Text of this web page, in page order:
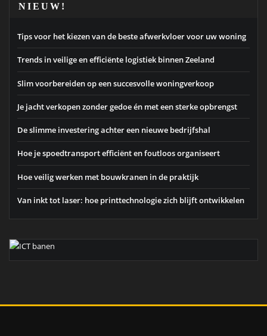
NIEUW!
Tips voor het kiezen van de beste afwerkvloer voor uw woning
Trends in veilige en efficiënte logistiek binnen Zeeland
Slim voorbereiden op een succesvolle woningverkoop
Je jacht verkopen zonder gedoe én met een sterke opbrengst
De slimme investering achter een nieuwe bedrijfshal
Hoe je spoedtransport efficiënt en foutloos organiseert
Hoe veilig werken met bouwkranen in de praktijk
Van inkt tot laser: hoe printtechnologie zich blijft ontwikkelen